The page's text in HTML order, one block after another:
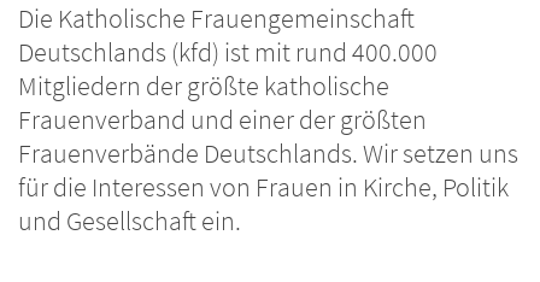
Die Katholische Frauengemeinschaft
Deutschlands (kfd) ist mit rund 400.000
Mitgliedern der größte katholische
Frauenverband und einer der größten
Frauenverbände Deutschlands. Wir setzen uns
für die Interessen von Frauen in Kirche, Politik
und Gesellschaft ein.